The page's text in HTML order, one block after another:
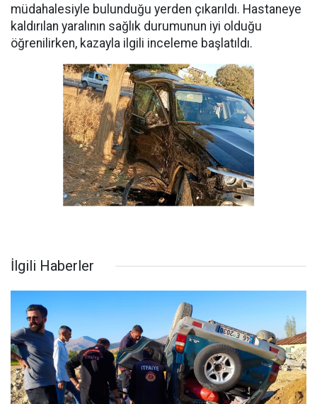
müdahalesiyle bulunduğu yerden çıkarıldı. Hastaneye
kaldırılan yaralının sağlık durumunun iyi olduğu
öğrenilirken, kazayla ilgili inceleme başlatıldı.
İlgili Haberler